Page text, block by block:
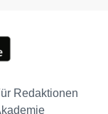
Redaktionen